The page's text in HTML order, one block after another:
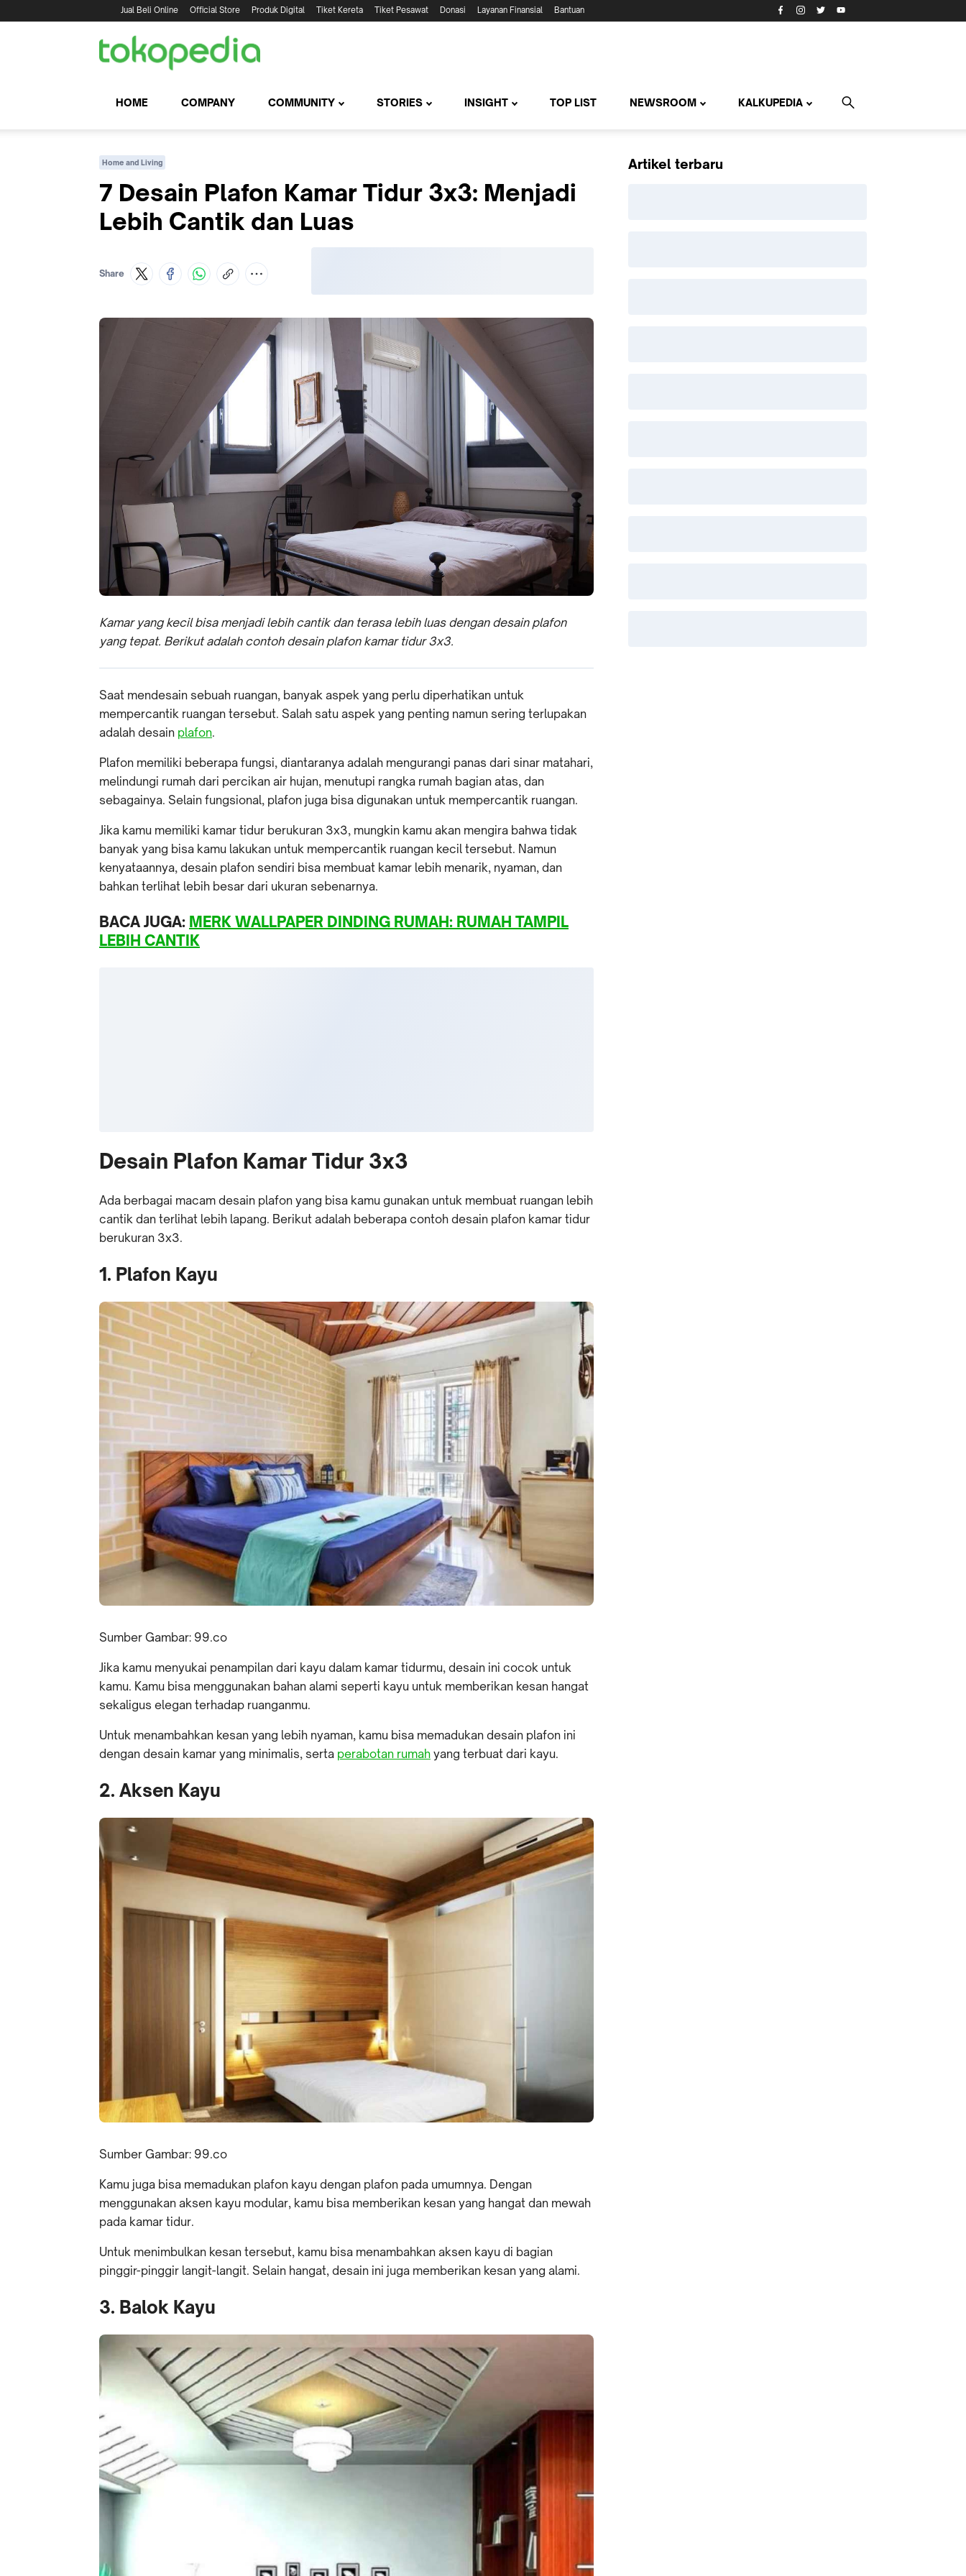
Jual Beli Online Official Store Produk Digital Tiket Kereta Tiket Pesawat Donasi Layanan Finansial Bantuan
HOME COMPANY COMMUNITY STORIES INSIGHT TOP LIST NEWSROOM KALKUPEDIA
Home and Living
7 Desain Plafon Kamar Tidur 3x3: Menjadi
Lebih Cantik dan Luas
Share
Kamar yang kecil bisa menjadi lebih cantik dan terasa lebih luas dengan desain plafon
yang tepat. Berikut adalah contoh desain plafon kamar tidur 3x3.
Saat mendesain sebuah ruangan, banyak aspek yang perlu diperhatikan untuk
mempercantik ruangan tersebut. Salah satu aspek yang penting namun sering terlupakan
adalah desain plafon.
Plafon memiliki beberapa fungsi, diantaranya adalah mengurangi panas dari sinar matahari,
melindungi rumah dari percikan air hujan, menutupi rangka rumah bagian atas, dan
sebagainya. Selain fungsional, plafon juga bisa digunakan untuk mempercantik ruangan.
Jika kamu memiliki kamar tidur berukuran 3x3, mungkin kamu akan mengira bahwa tidak
banyak yang bisa kamu lakukan untuk mempercantik ruangan kecil tersebut. Namun
kenyataannya, desain plafon sendiri bisa membuat kamar lebih menarik, nyaman, dan
bahkan terlihat lebih besar dari ukuran sebenarnya.
BACA JUGA: MERK WALLPAPER DINDING RUMAH: RUMAH TAMPIL
LEBIH CANTIK
Desain Plafon Kamar Tidur 3x3
Ada berbagai macam desain plafon yang bisa kamu gunakan untuk membuat ruangan lebih
cantik dan terlihat lebih lapang. Berikut adalah beberapa contoh desain plafon kamar tidur
berukuran 3x3.
1. Plafon Kayu
Sumber Gambar: 99.co
Jika kamu menyukai penampilan dari kayu dalam kamar tidurmu, desain ini cocok untuk
kamu. Kamu bisa menggunakan bahan alami seperti kayu untuk memberikan kesan hangat
sekaligus elegan terhadap ruanganmu.
Untuk menambahkan kesan yang lebih nyaman, kamu bisa memadukan desain plafon ini
dengan desain kamar yang minimalis, serta perabotan rumah yang terbuat dari kayu.
2. Aksen Kayu
Sumber Gambar: 99.co
Kamu juga bisa memadukan plafon kayu dengan plafon pada umumnya. Dengan
menggunakan aksen kayu modular, kamu bisa memberikan kesan yang hangat dan mewah
pada kamar tidur.
Untuk menimbulkan kesan tersebut, kamu bisa menambahkan aksen kayu di bagian
pinggir-pinggir langit-langit. Selain hangat, desain ini juga memberikan kesan yang alami.
3. Balok Kayu
Artikel terbaru